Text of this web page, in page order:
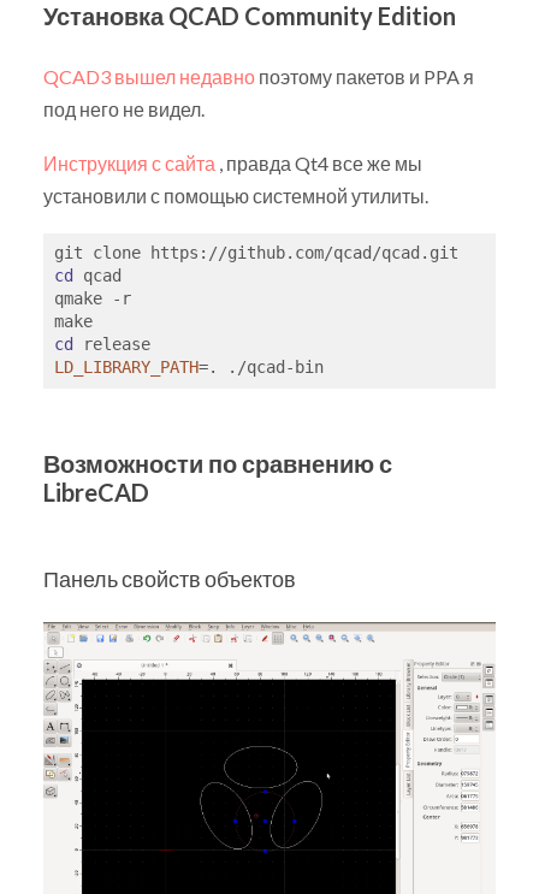
Установка QCAD Community Edition
QCAD3 вышел недавнопоэтому пакетов и PPA я
под него не видел.
Инструкция с сайта , правда Qt4 все же мы
установили с помощью системной утилиты.
cd
qcad
qmake -r
cd
LD_LIBRARY_PATH
Возможности по сравнению с
LibreCAD
Панель свойств объектов